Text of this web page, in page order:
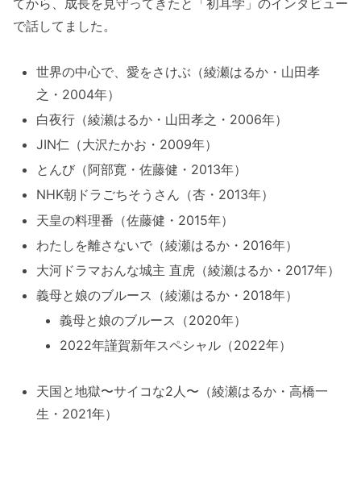
で話してました。
世界の中心で、愛をさけぶ（綾瀬はるか・山田孝
之・2004年）
白夜行（綾瀬はるか・山田孝之・2006年）
JIN仁（大沢たかお・2009年）
とんび（阿部寛・佐藤健・2013年）
NHK朝ドラごちそうさん（杏・2013年）
天皇の料理番（佐藤健・2015年）
わたしを離さないで（綾瀬はるか・2016年）
大河ドラマおんな城主 直虎（綾瀬はるか・2017年）
義母と娘のブルース（綾瀬はるか・2018年）
義母と娘のブルース（2020年）
2022年謹賀新年スペシャル（2022年）
天国と地獄〜サイコな2人〜（綾瀬はるか・高橋一
生・2021年）